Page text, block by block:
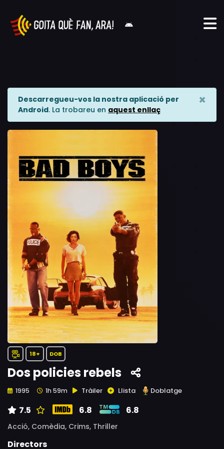
Descarregueu-vos la nostra aplicació per
Android. La trobareu en aquest enllaç
×
18+ DOB
Dos policies rebels
1995 1h 59m Tràiler Llista Doblatge
7.5 6.8 6.8
Acció, Comèdia, Crims, Thriller
Directors